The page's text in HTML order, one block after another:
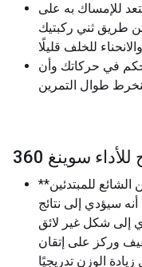
للإمساك به على
طريق ثني ركبتيك
في حركاتك وأن
سوينغ 360
**ابدأ باستخدام جرس كيتل خفيف**: من الشائع للمبتدئين
سيؤدي إلى نتائج
إلى شكل غير لائق
وركز على إتقان